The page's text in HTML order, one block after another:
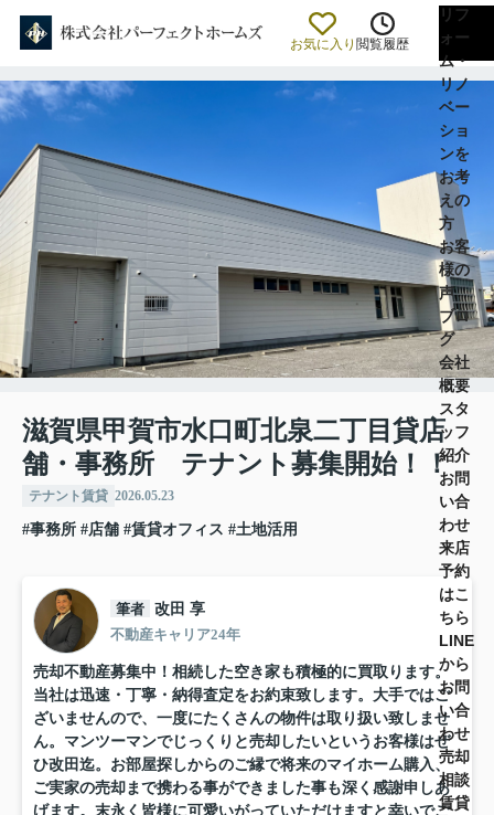
お気に入り 閲覧履歴
リフ
ォー
ム・
リノ
ベー
ショ
ンを
お考
えの
方
お客
様の
声
ブロ
グ
会社
概要
スタ
ッフ
紹介
お問
い合
わせ
来店
予約
はこ
ちら
LINE
から
お問
い合
わせ
売却
相談
賃貸
滋賀県甲賀市水口町北泉二丁目貸店
舗・事務所 テナント募集開始！！
テナント賃貸 2026.05.23
#事務所 #店舗 #賃貸オフィス #土地活用
筆者 改田 享
不動産キャリア24年
売却不動産募集中！相続した空き家も積極的に買取ります。
当社は迅速・丁寧・納得査定をお約束致します。大手ではご
ざいませんので、一度にたくさんの物件は取り扱い致しませ
ん。マンツーマンでじっくりと売却したいというお客様はぜ
ひ改田迄。お部屋探しからのご縁で将来のマイホーム購入、
ご実家の売却まで携わる事ができました事も深く感謝申しあ
げます。末永く皆様に可愛いがっていただけますと幸いでご